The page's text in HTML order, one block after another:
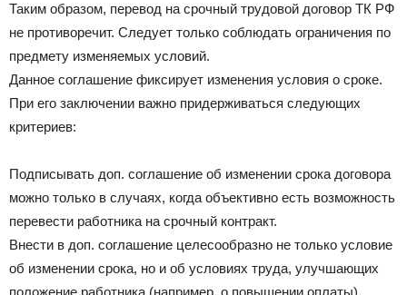
Таким образом, перевод на срочный трудовой договор ТК РФ
не противоречит. Следует только соблюдать ограничения по
предмету изменяемых условий.
Данное соглашение фиксирует изменения условия о сроке.
При его заключении важно придерживаться следующих
критериев:
Подписывать доп. соглашение об изменении срока договора
можно только в случаях, когда объективно есть возможность
перевести работника на срочный контракт.
Внести в доп. соглашение целесообразно не только условие
об изменении срока, но и об условиях труда, улучшающих